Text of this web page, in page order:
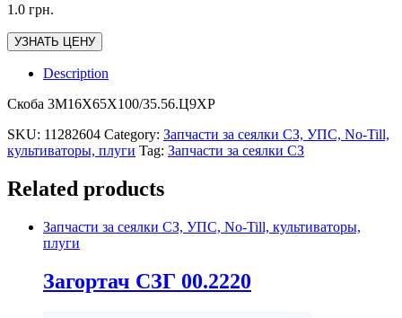
1.0 грн.
УЗНАТЬ ЦЕНУ
Description
Скоба 3М16Х65Х100/35.56.Ц9ХР
SKU: 11282604 Category: Запчасти за сеялки СЗ, УПС, No-Till,
культиваторы, плуги Tag: Запчасти за сеялки СЗ
Related products
Запчасти за сеялки СЗ, УПС, No-Till, культиваторы,
плуги
Загортач СЗГ 00.2220